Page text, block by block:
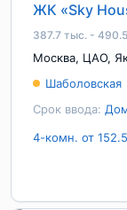
ЖК «Sky
387.7 тыс. -
Москва, ЦАО,
Срок ввода:
Шаболовская
4-комн. от